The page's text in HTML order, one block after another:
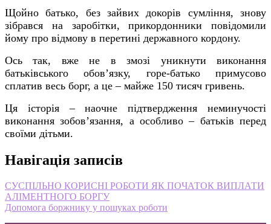
Щойно батько, без зайвих докорів сумління, знову
зібрався на заробітки, прикордонники повідомили
йому про відмову в перетині державного кордону.
Ось так, вже не в змозі уникнути виконання
батьківського обов’язку, горе-батько примусово
сплатив весь борг, а це – майже 150 тисяч гривень.
Ця історія – наочне підтвердження неминучості
виконання зобов’язання, а особливо – батьків перед
своїми дітьми.
Навігація записів
СУСПІЛЬНО КОРИСНІ РОБОТИ ЯК ПОЧАТОК ВИПЛАТИ
АЛІМЕНТНОГО БОРГУ
Допомога боржнику у пошуках роботи